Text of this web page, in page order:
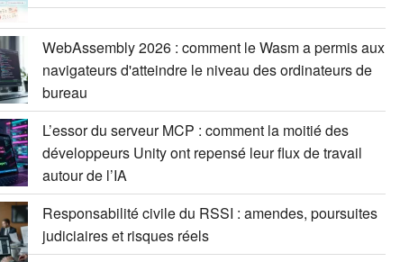
WebAssembly 2026 : comment le Wasm a permis aux
navigateurs d'atteindre le niveau des ordinateurs de
bureau
L’essor du serveur MCP : comment la moitié des
développeurs Unity ont repensé leur flux de travail
autour de l’IA
Responsabilité civile du RSSI : amendes, poursuites
judiciaires et risques réels